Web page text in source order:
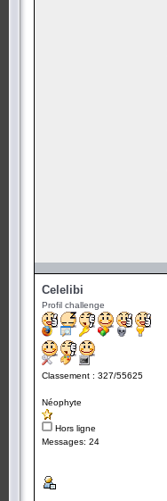
Celelibi
Profil challenge
Classement : 327/55625
Néophyte
Hors ligne
Messages: 24